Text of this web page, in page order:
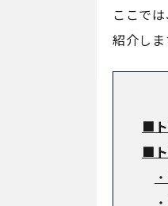
ここで
紹介し
■ト
■ト